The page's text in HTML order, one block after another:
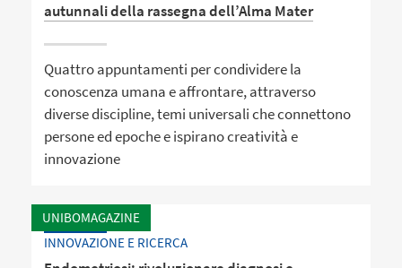
autunnali della rassegna dell’Alma Mater
Quattro appuntamenti per condividere la
conoscenza umana e affrontare, attraverso
diverse discipline, temi universali che connettono
persone ed epoche e ispirano creatività e
innovazione
UNIBOMAGAZINE
INNOVAZIONE E RICERCA